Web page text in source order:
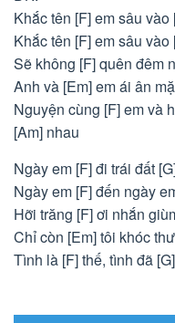
Khắc tên [F] em sâu
Khắc tên [F] em sâu
Sẽ không [F] quên đêm
Anh và [Em] em ái ân
Nguyện cùng [F] em và
[Am] nhau
Ngày em [F] đi trái đất
Ngày em [F] đến ngày
Hỡi trăng [F] ơi nhắn
Chỉ còn [Em] tôi khóc
Tình là [F] thế, tình đã